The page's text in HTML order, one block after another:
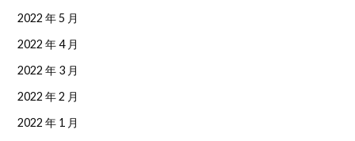
2022 年 5 月
2022 年 4 月
2022 年 3 月
2022 年 2 月
2022 年 1 月